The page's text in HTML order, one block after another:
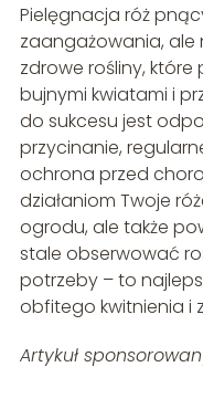
Pielęgnacja róż
zaangażowania, ale
zdrowe rośliny,
bujnymi kwiatami i
do sukcesu jest
przycinanie,
ochrona przed
działaniom Twoje
ogrodu, ale także
stale obserwować
potrzeby – to
obfitego kwitnienia i
Artykuł